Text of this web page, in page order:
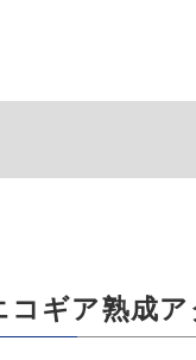
コギア熟成ア